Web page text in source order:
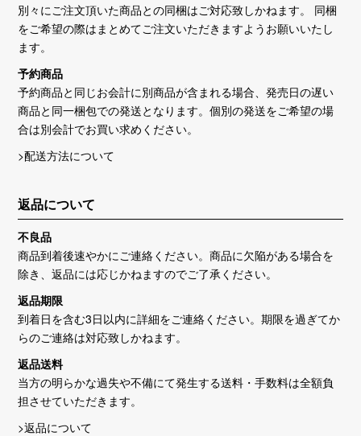
別々にご注文頂いた商品との同梱はご対応致しかねます。 同梱
をご希望の際はまとめてご注文いただきますようお願いいたし
ます。
予約商品
予約商品と同じお会計に別商品が含まれる場合、発売日の遅い
商品と同一梱包での発送となります。個別の発送をご希望の場
合は別会計でお買い求めください。
>配送方法について
返品について
不良品
商品到着後速やかにご連絡ください。商品に欠陥がある場合を
除き、返品には応じかねますのでご了承ください。
返品期限
到着日を含む3日以内に詳細をご連絡ください。期限を過ぎてか
らのご連絡は対応致しかねます。
返品送料
当方の明らかな過失や不備にて発生する送料・手数料は全額負
担させていただきます。
>返品について